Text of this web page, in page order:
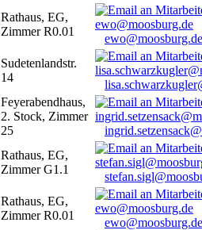
Rathaus, EG,
Zimmer R0.01
ewo@moosburg.de
Sudetenlandstr.
14
Feyerabendhaus,
2. Stock, Zimmer
25
Rathaus, EG,
Zimmer G1.1
Rathaus, EG,
Zimmer R0.01
ewo@moosburg.de